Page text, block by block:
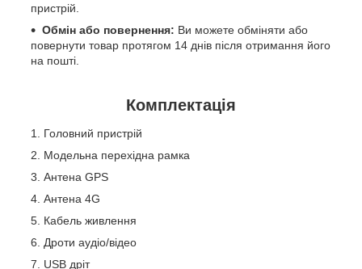
пристрій.
Обмін або повернення: Ви можете обміняти або
повернути товар протягом 14 днів після отримання його
на пошті.
Комплектація
Головний пристрій
Модельна перехідна рамка
Антена GPS
Антена 4G
Кабель живлення
Дроти аудіо/відео
USB дріт